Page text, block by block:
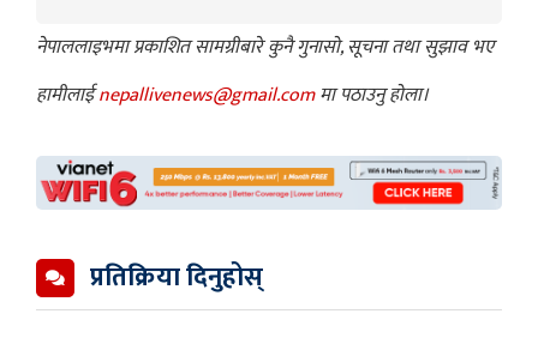
नेपाललाइभमा प्रकाशित सामग्रीबारे कुनै गुनासो, सूचना तथा सुझाव भए
हामीलाईnepallivenews@gmail.comमा पठाउनु होला।
प्रतिक्रिया दिनुहोस्